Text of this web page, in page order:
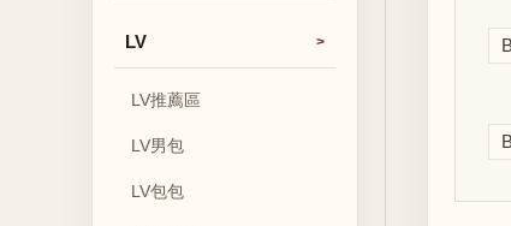
LV
LV推薦區
LV男包
LV包包